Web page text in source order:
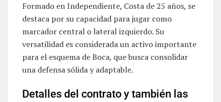
Formado en Independiente, Costa de 25 años, se
destaca por su capacidad para jugar como
marcador central o lateral izquierdo. Su
versatilidad es considerada un activo importante
para el esquema de Boca, que busca consolidar
una defensa sólida y adaptable.
Detalles del contrato y también las